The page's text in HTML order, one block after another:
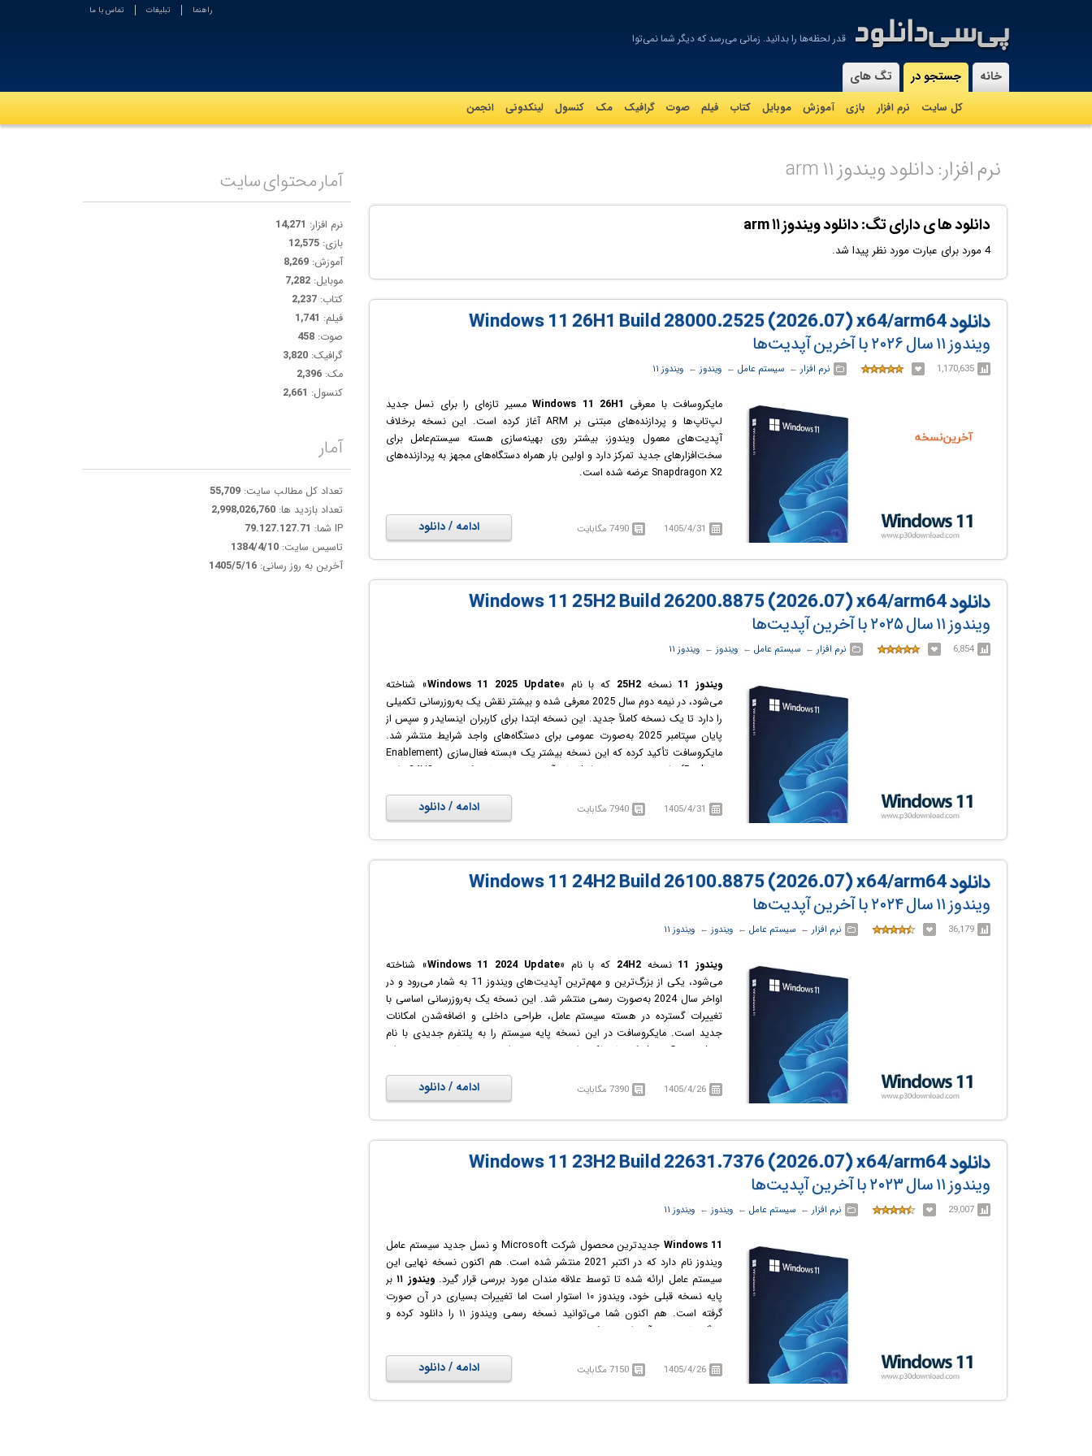
-
قدر لحظه‌ها را بدانيد. زمانی می‌رسد که دیگر شما نمی‌توانید _
راهنما تبلیغات تماس با ما
خانه جستجو در
کل سایت نرم افزار بازی آموزش موبايل کتاب فیلم صوت گرافيک مک کنسول لینکدونی انجمن
تگ های
نرم افزار: دانلود ویندوز ۱۱ arm
دانلود ها ی دارای تگ: دانلود ویندوز ۱۱ arm
4 مورد برای عبارت مورد نظر پیدا شد.
دانلود Windows 11 26H1 Build 28000.2525 (2026.07) x64/arm64
ویندوز ۱۱ سال ۲۰۲۶ با آخرین آپدیت‌ها
1,170,635 نرم افزار ← ‏ سیستم عامل ← ‏ ویندوز ← ‏ ویندوز ۱۱
مایکروسافت با معرفی Windows 11 26H1مسیر تازه‌ای را برای نسل جدید
لپ‌تاپ‌ها و پردازنده‌های مبتنی بر ARM آغاز کرده است. این نسخه برخلاف
آپدیت‌های معمول ویندوز، بیشتر روی بهینه‌سازی هسته سیستم‌عامل برای
سخت‌افزارهای جدید تمرکز دارد و اولین بار همراه دستگاه‌های مجهز به پردازنده‌های
Snapdragon X2 عرضه شده است.
بهبودهای مهمی در زمینه مصرف انرژی، مدیریت هوش مصنوعی، عملکرد سیستم و
پایداری کلی ویندوز ارائه می‌دهد. مایکروسافت این نسخه را پایه‌ای برای نسل
1405/4/31 7490 مگابایت ادامه / دانلود
دانلود Windows 11 25H2 Build 26200.8875 (2026.07) x64/arm64
ویندوز ۱۱ سال ۲۰۲۵ با آخرین آپدیت‌ها
6,854 نرم افزار ← ‏ سیستم عامل ← ‏ ویندوز ← ‏ ویندوز ۱۱
ویندوز 11 نسخه25H2 که با نام «Windows 11 2025 Update» شناخته
می‌شود، در نیمه دوم سال 2025 معرفی شده و بیشتر نقش یک به‌روزرسانی تکمیلی
را دارد تا یک نسخه کاملاً جدید. این نسخه ابتدا برای کاربران اینسایدر و سپس از
پایان سپتامبر 2025 به‌صورت عمومی برای دستگاه‌های واجد شرایط منتشر شد.
مایکروسافت تأکید کرده که این نسخه بیشتر یک «بسته فعال‌سازی (Enablement
Package)» است؛ یعنی بیشتر فایل‌های آن در سیستم‌هایی که نسخه 24H2 دارند
فرآیند نصب آن بسیار سبک و سریع‌تر از آپدیت‌های بزرگ قبلی است.
تقویت امنیت در چرخه توسعه نرم‌افزار، بهینه‌سازی برای جلوگیری از
آسیب‌پذیری‌ها، و فعال شدن برخی قابلیت‌های غیرفعال باقی‌مانده از نسخه قبلی.
آپدیت با ماهیت پایدار و سازمانی تبدیل می‌کند.
1405/4/31 7940 مگابایت ادامه / دانلود
دانلود Windows 11 24H2 Build 26100.8875 (2026.07) x64/arm64
ویندوز ۱۱ سال ۲۰۲۴ با آخرین آپدیت‌ها
36,179 نرم افزار ← ‏ سیستم عامل ← ‏ ویندوز ← ‏ ویندوز ۱۱
ویندوز 11 نسخه24H2 که با نام «Windows 11 2024 Update» شناخته
می‌شود، یکی از بزرگ‌ترین و مهم‌ترین آپدیت‌های ویندوز 11 به شمار می‌رود و در
اواخر سال 2024 به‌صورت رسمی منتشر شد. این نسخه یک به‌روزرسانی اساسی با
تغییرات گسترده در هسته سیستم عامل، طراحی داخلی و اضافه‌شدن امکانات
جدید است. مایکروسافت در این نسخه پایه سیستم را به پلتفرم جدیدی با نام
Germanium منتقل کرد تا عملکرد، امنیت، بهره‌وری انرژی و زیرساخت سیستم برای
هوش مصنوعی پسربنایی در Copilot، زیرنویس زنده ترجمه‌شونده برای ویدئو و
TAR) از تغییرات مهم این نسخه هستند. به همین دلیل، 24H2 را می‌توان نقطه
عطف مهمی در مسیر تحول ویندوز 11 دانست.
1405/4/26 7390 مگابایت ادامه / دانلود
دانلود Windows 11 23H2 Build 22631.7376 (2026.07) x64/arm64
ویندوز ۱۱ سال ۲۰۲۳ با آخرین آپدیت‌ها
29,007 نرم افزار ← ‏ سیستم عامل ← ‏ ویندوز ← ‏ ویندوز ۱۱
Windows 11
جدیدترین محصول شرکت Microsoft و نسل جدید سیستم عامل
ویندوز نام دارد که در اکتبر 2021 منتشر شده است. هم اکنون نسخه نهایی این
سیستم عامل ارائه شده تا توسط علاقه مندان مورد بررسی قرار گیرد.ویندوز ۱۱
بر
پایه نسخه قبلی خود، ویندوز ۱۰ استوار است اما تغییرات بسیاری در آن صورت
گرفته است. هم اکنون شما می‌توانید نسخه رسمی ویندوز ۱۱ را دانلود کرده و
ویژگی‌های جدید آن را بررسی کنید.
1405/4/26 7150 مگابایت ادامه / دانلود
آمار محتوای سایت
نرم افزار: 14,271
بازی: 12,575
آموزش: 8,269
موبایل: 7,282
کتاب: 2,237
فیلم: 1,741
صوت: 458
گرافیک: 3,820
مک: 2,396
کنسول: 2,661
آمار
تعداد کل مطالب سایت: 55,709
تعداد بازدید ها: 2,998,026,760
IP شما:
79.127.127.71
تاسیس سایت: 1384/4/10
آخرین به روز رسانی: 1405/5/16